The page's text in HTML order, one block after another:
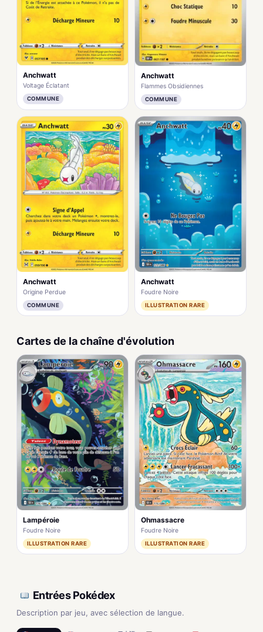
Anchwatt
Voltage Éclatant
COMMUNE
Anchwatt
Flammes Obsidiennes
COMMUNE
Anchwatt
Origine Perdue
COMMUNE
Anchwatt
Foudre Noire
ILLUSTRATION RARE
Cartes de la chaîne d'évolution
Lampéroie
Foudre Noire
ILLUSTRATION RARE
Ohmassacre
Foudre Noire
ILLUSTRATION RARE
Entrées Pokédex
Description par jeu, avec sélection de langue.